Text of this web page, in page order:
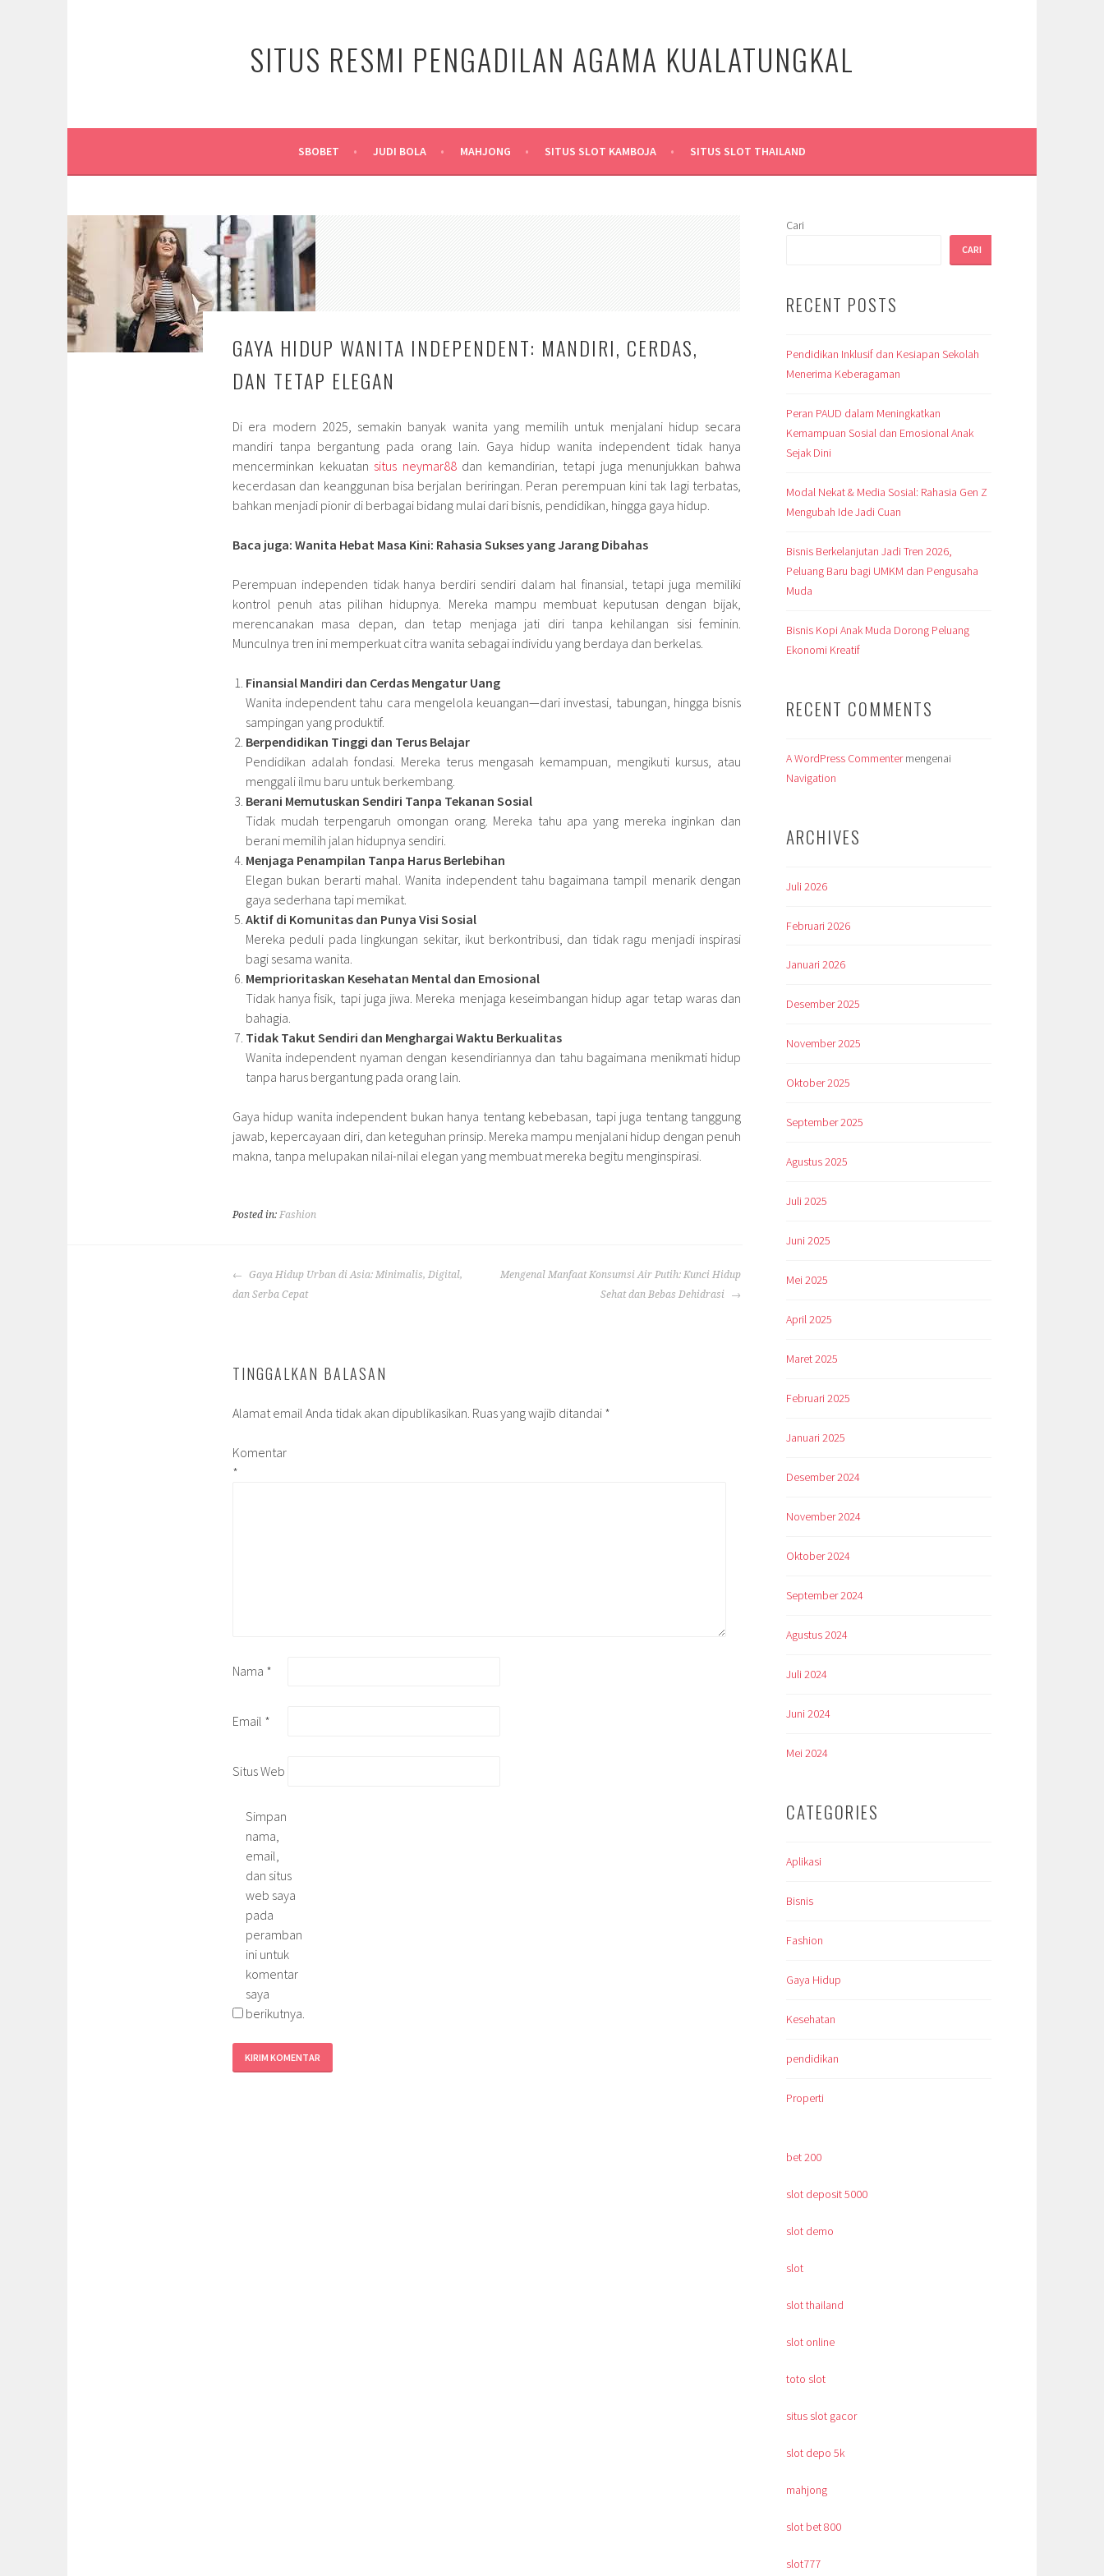
SITUS RESMI PENGADILAN AGAMA KUALATUNGKAL
SBOBET JUDI BOLA MAHJONG SITUS SLOT KAMBOJA SITUS SLOT THAILAND
GAYA HIDUP WANITA INDEPENDENT: MANDIRI, CERDAS,
DAN TETAP ELEGAN
Di era modern 2025, semakin banyak wanita yang memilih untuk menjalani hidup secara
mandiri tanpa bergantung pada orang lain. Gaya hidup wanita independent tidak hanya
mencerminkan kekuatan situs neymar88dan kemandirian, tetapi juga menunjukkan bahwa
kecerdasan dan keanggunan bisa berjalan beriringan. Peran perempuan kini tak lagi terbatas,
bahkan menjadi pionir di berbagai bidang mulai dari bisnis, pendidikan, hingga gaya hidup.
Baca juga: Wanita Hebat Masa Kini: Rahasia Sukses yang Jarang Dibahas
Perempuan independen tidak hanya berdiri sendiri dalam hal finansial, tetapi juga memiliki
kontrol penuh atas pilihan hidupnya. Mereka mampu membuat keputusan dengan bijak,
merencanakan masa depan, dan tetap menjaga jati diri tanpa kehilangan sisi feminin.
Munculnya tren ini memperkuat citra wanita sebagai individu yang berdaya dan berkelas.
Finansial Mandiri dan Cerdas Mengatur Uang
Wanita independent tahu cara mengelola keuangan—dari investasi, tabungan, hingga bisnis
sampingan yang produktif.
Berpendidikan Tinggi dan Terus Belajar
Pendidikan adalah fondasi. Mereka terus mengasah kemampuan, mengikuti kursus, atau
menggali ilmu baru untuk berkembang.
Berani Memutuskan Sendiri Tanpa Tekanan Sosial
Tidak mudah terpengaruh omongan orang. Mereka tahu apa yang mereka inginkan dan
berani memilih jalan hidupnya sendiri.
Menjaga Penampilan Tanpa Harus Berlebihan
Elegan bukan berarti mahal. Wanita independent tahu bagaimana tampil menarik dengan
gaya sederhana tapi memikat.
Aktif di Komunitas dan Punya Visi Sosial
Mereka peduli pada lingkungan sekitar, ikut berkontribusi, dan tidak ragu menjadi inspirasi
bagi sesama wanita.
Memprioritaskan Kesehatan Mental dan Emosional
Tidak hanya fisik, tapi juga jiwa. Mereka menjaga keseimbangan hidup agar tetap waras dan
bahagia.
Tidak Takut Sendiri dan Menghargai Waktu Berkualitas
Wanita independent nyaman dengan kesendiriannya dan tahu bagaimana menikmati hidup
tanpa harus bergantung pada orang lain.
Gaya hidup wanita independent bukan hanya tentang kebebasan, tapi juga tentang tanggung
jawab, kepercayaan diri, dan keteguhan prinsip. Mereka mampu menjalani hidup dengan penuh
makna, tanpa melupakan nilai-nilai elegan yang membuat mereka begitu menginspirasi.
Posted in: Fashion
POST
NAVIGATION
Gaya Hidup Urban di Asia: Minimalis, Digital,
dan Serba Cepat
Mengenal Manfaat Konsumsi Air Putih: Kunci Hidup
Sehat dan Bebas Dehidrasi
TINGGALKAN BALASAN
Alamat email Anda tidak akan dipublikasikan. Ruas yang wajib ditandai *
Komentar
*
Nama *
Email *
Situs Web
Simpan
nama,
email,
dan situs
web saya
pada
peramban
ini untuk
komentar
saya
berikutnya.
Cari
CARI
RECENT POSTS
Pendidikan Inklusif dan Kesiapan Sekolah
Menerima Keberagaman
Peran PAUD dalam Meningkatkan
Kemampuan Sosial dan Emosional Anak
Sejak Dini
Modal Nekat & Media Sosial: Rahasia Gen Z
Mengubah Ide Jadi Cuan
Bisnis Berkelanjutan Jadi Tren 2026,
Peluang Baru bagi UMKM dan Pengusaha
Muda
Bisnis Kopi Anak Muda Dorong Peluang
Ekonomi Kreatif
RECENT COMMENTS
A WordPress Commentermengenai
Navigation
ARCHIVES
Juli 2026
Februari 2026
Januari 2026
Desember 2025
November 2025
Oktober 2025
September 2025
Agustus 2025
Juli 2025
Juni 2025
Mei 2025
April 2025
Maret 2025
Februari 2025
Januari 2025
Desember 2024
November 2024
Oktober 2024
September 2024
Agustus 2024
Juli 2024
Juni 2024
Mei 2024
CATEGORIES
Aplikasi
Bisnis
Fashion
Gaya Hidup
Kesehatan
pendidikan
Properti
bet 200
slot deposit 5000
slot demo
slot
slot thailand
slot online
toto slot
situs slot gacor
slot depo 5k
mahjong
slot bet 800
slot777